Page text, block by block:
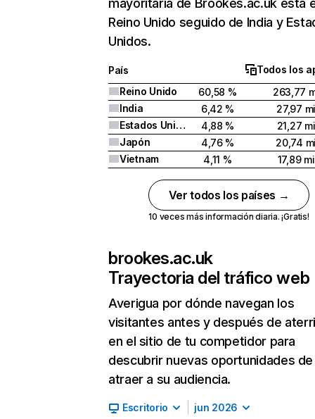
mayoritaria de Brookes.ac.uk está
Reino Unido seguido de India y
Unidos.
País
Todos los
Reino Unido
60,58 %
263,77
India
6,42 %
27,97
Estados Unidos
4,88 %
21,27
Japón
4,76 %
20,74
Vietnam
4,11 % 17,89
Ver todos los países →
10 veces más información diaria. ¡Gratis!
brookes.ac.uk
Trayectoria del tráfico web
Averigua por dónde navegan los
visitantes antes y después de
en el sitio de tu competidor para
descubrir nuevas oportunidades de
atraer a su audiencia.
Escritorio jun 2026